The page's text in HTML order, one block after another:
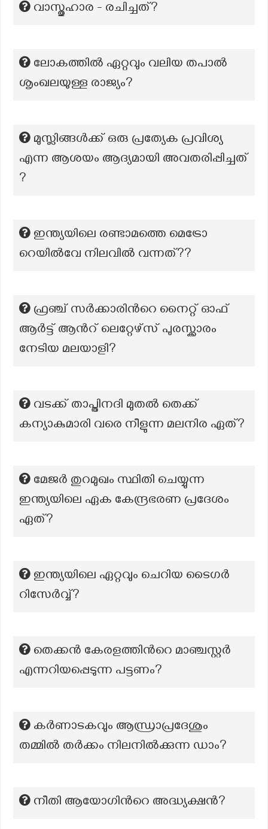
വാസ്തുഹാര - രചിച്ചത്?
ലോകത്തിൽ ഏറ്റവും വലിയ തപാൽ
ശൃംഖലയുള്ള രാജ്യം?
മുസ്ലിങ്ങൾക്ക് ഒരു പ്രത്യേക പ്രവിശ്യ
എന്ന ആശയം ആദ്യമായി അവതരിപ്പിച്ചത്
?
ഇന്ത്യയിലെ രണ്ടാമത്തെ മെട്രോ
റെയിൽവേ നിലവിൽ വന്നത്??
ഫ്രഞ്ച് സർക്കാരിന്‍റെ നൈറ്റ് ഓഫ്
ആർട്ട് ആന്‍റ് ലെറ്റേഴ്സ് പുരസ്ക്കാരം
നേടിയ മലയാളി?
വടക്ക് താപ്തിനദി മുതൽ തെക്ക്
കന്യാകുമാരി വരെ നീളുന്ന മലനിര ഏത്?
മേജർ തുറമുഖം സ്ഥിതി ചെയ്യുന്ന
ഇന്ത്യയിലെ ഏക കേന്ദ്രഭരണ പ്രദേശം
ഏത്?
ഇന്ത്യയിലെ ഏറ്റവും ചെറിയ ടൈഗർ
റിസേർവ്വ്?
തെക്കൻ കേരളത്തിന്‍റെ മാഞ്ചസ്റ്റർ
എന്നറിയപ്പെടുന്ന പട്ടണം?
കർണാടകവും ആന്ധ്രാപ്രദേശും
തമ്മിൽ തർക്കം നിലനിൽക്കുന്ന ഡാം?
നീതി ആയോഗിന്‍റെ അദ്ധ്യക്ഷൻ?